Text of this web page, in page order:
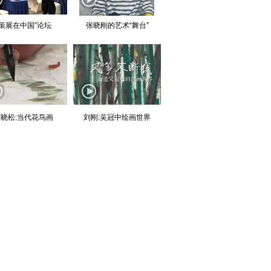
展在中国”论坛 张晓刚的艺术“舞台”
松:当代花鸟画 刘刚:吴冠中绘画世界